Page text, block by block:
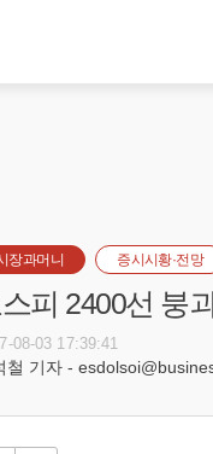
장과머니 증시시황·전망
피 2400선 붕
08-03 17:39:41
철 기자 -